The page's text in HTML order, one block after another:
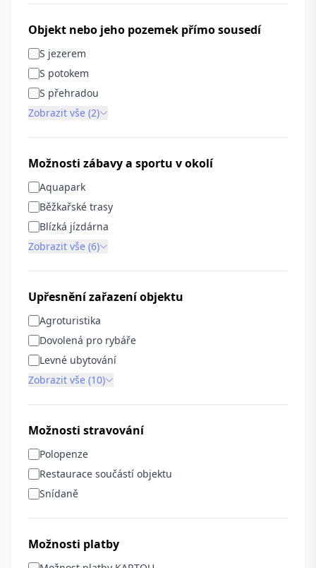
Objekt nebo jeho pozemek přímo sousedí
S jezerem
S potokem
S přehradou
Zobrazit vše (2)
Možnosti zábavy a sportu v okolí
Aquapark
Běžkařské trasy
Blízká jízdárna
Zobrazit vše (6)
Upřesnění zařazení objektu
Agroturistika
Dovolená pro rybáře
Levné ubytování
Zobrazit vše (10)
Možnosti stravování
Polopenze
Restaurace součástí objektu
Snídaně
Možnosti platby